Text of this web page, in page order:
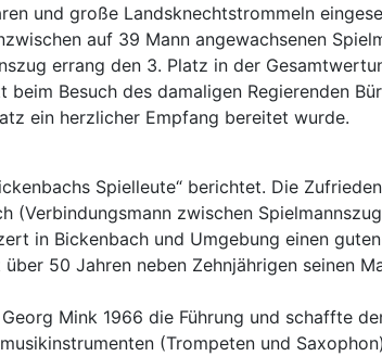
und große Landsknechtstrommeln
auf 39 Mann angewachsenen
errang den 3. Platz in der
Besuch des damaligen Regierenden
ein herzlicher Empfang bereitet wurde.
Spielleute“ berichtet. Die
(Verbindungsmann zwischen
in Bickenbach und Umgebung einen
50 Jahren neben Zehnjährigen seinen
Mink 1966 die Führung und schaffte
(Trompeten und